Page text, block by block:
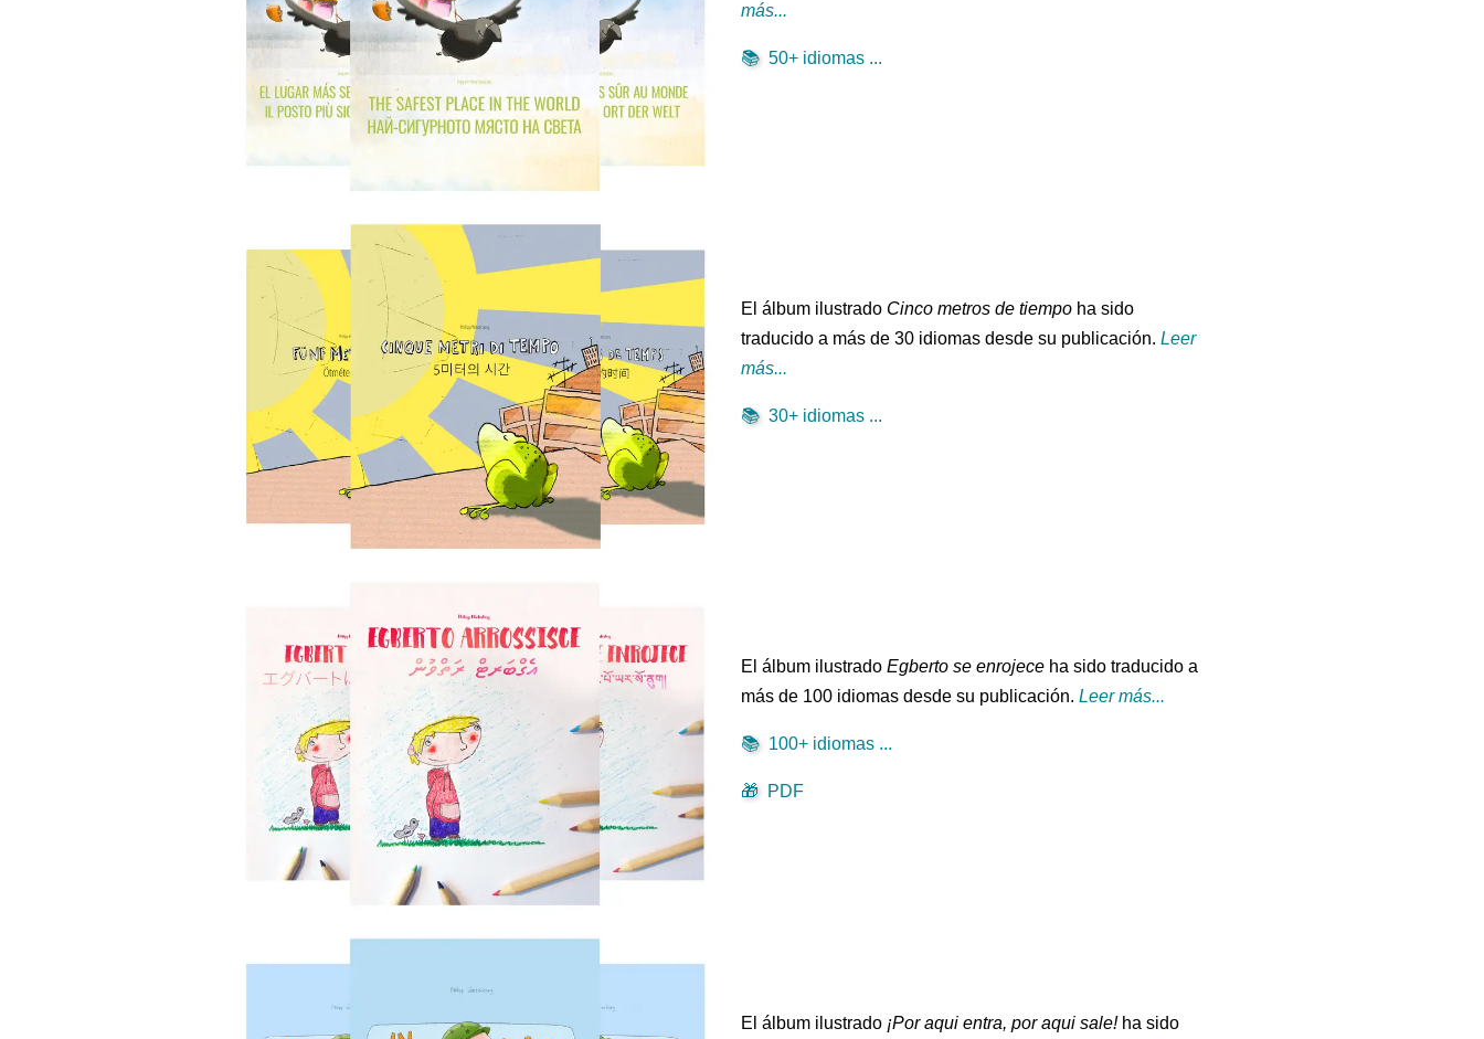
más...
📚 50+ idiomas ...
El álbum ilustrado Cinco metros de tiempo ha sido
traducido a más de 30 idiomas desde su publicación.Leer
más...
📚 30+ idiomas ...
El álbum ilustradoEgberto se enrojece ha sido traducido a
más de 100 idiomas desde su publicación.Leer más...
📚 100+ idiomas ...
🎁 PDF
El álbum ilustrado ¡Por aqui entra, por aqui sale!ha sido